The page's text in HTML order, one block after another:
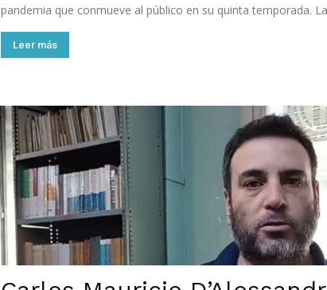
pandemia que conmueve al público en su quinta temporada.
Leer más